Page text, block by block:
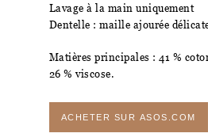
Lavage à la main uniquement
Dentelle : maille ajourée
Matières principales : 41 %
26 % viscose.
ACHETER SUR ASOS.COM